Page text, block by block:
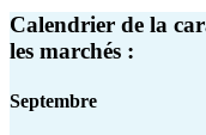
Calendrier de la
les marchés :
Septembre